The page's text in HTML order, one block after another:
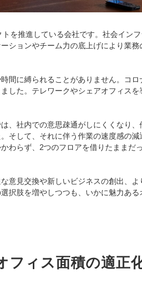
を推進している会社です。社会イン
ションやチーム力の底上げにより業
に縛られることがありません。コ
した。テレワークやシェアオフィス
社内での意思疎通がしにくくなり
そして、それに伴う作業の速度感の
わらず、2つのフロアを借りたままだ
見交換や新しいビジネスの創出、
択肢を増やしつつも、いかに魅力あ
フィス面積の適正